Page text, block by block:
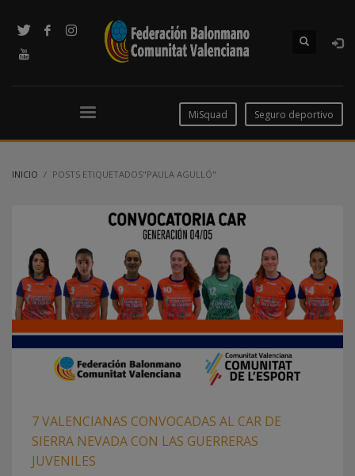
MiSquad Seguro deportivo
INICIO POSTS ETIQUETADOS"PAULA AGULLÓ"
7 VALENCIANAS CONVOCADAS AL CAR DE
SIERRA NEVADA CON LAS GUERRERAS
JUVENILES